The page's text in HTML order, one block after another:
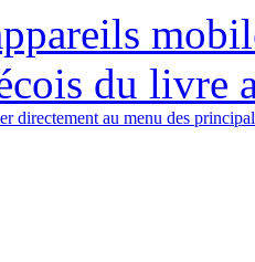
du livre
directement au menu des